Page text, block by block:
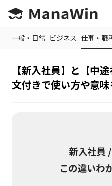
一般・日常 ビジネス 仕事・職
【新入社員】と【中
文付きで使い方や意